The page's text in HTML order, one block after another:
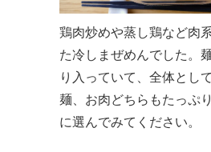
鶏肉炒めや蒸し鶏など肉
た冷しまぜめんでした。
り入っていて、全体とし
麺、お肉どちらもたっぷ
に選んでみてください。